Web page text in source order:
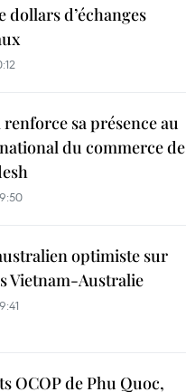
dollars d’échanges
sa présence au
du commerce de
optimiste sur
Vietnam-Australie
OCOP de Phu Quoc,